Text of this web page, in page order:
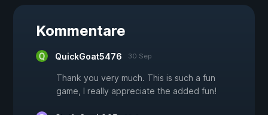
Kommentare
QuickGoat5476 30 Sep
Thank you very much. This is such a fun
game, I really appreciate the added fun!